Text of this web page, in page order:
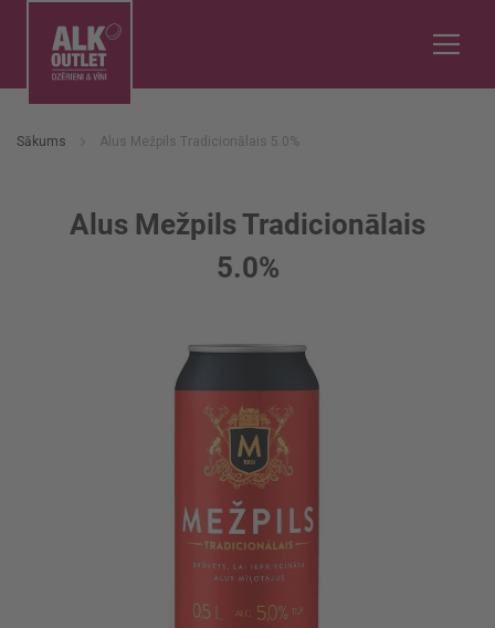
Sākums Alus Mežpils Tradicionālais 5.0%
Alus Mežpils Tradicionālais
5.0%